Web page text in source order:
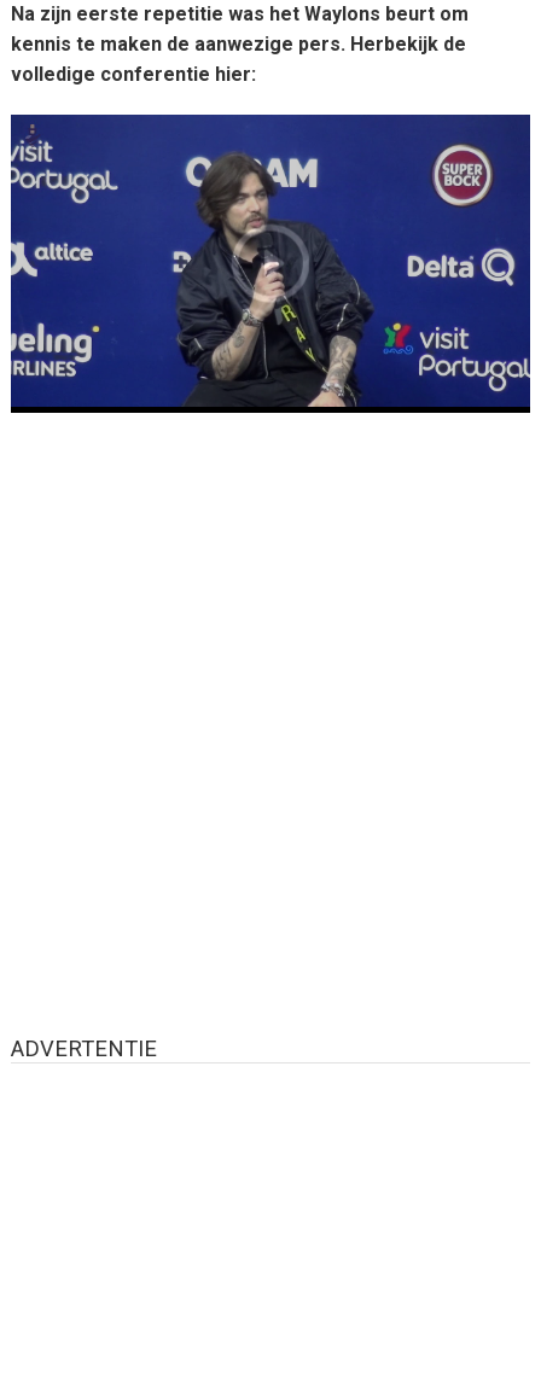
Na zijn eerste repetitie was het Waylons beurt om
kennis te maken de aanwezige pers. Herbekijk de
volledige conferentie hier:
ADVERTENTIE